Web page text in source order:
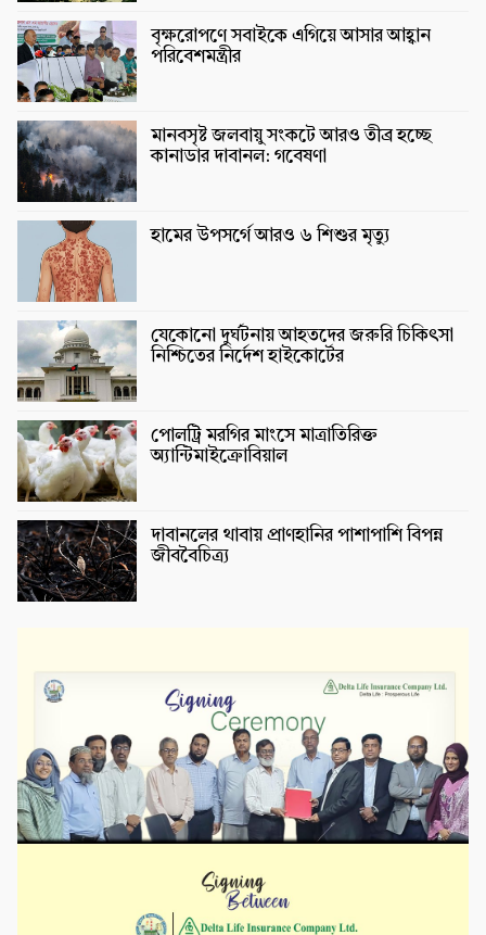
বৃক্ষরোপণে সবাইকে এগিয়ে আসার আহ্বান
পরিবেশমন্ত্রীর
মানবসৃষ্ট জলবায়ু সংকটে আরও তীব্র হচ্ছে
কানাডার দাবানল: গবেষণা
হামের উপসর্গে আরও ৬ শিশুর মৃত্যু
যেকোনো দুর্ঘটনায় আহতদের জরুরি চিকিৎসা
নিশ্চিতের নির্দেশ হাইকোর্টের
পোলট্রি মরগির মাংসে মাত্রাতিরিক্ত
অ্যান্টিমাইক্রোবিয়াল
দাবানলের থাবায় প্রাণহানির পাশাপাশি বিপন্ন
জীববৈচিত্র্য